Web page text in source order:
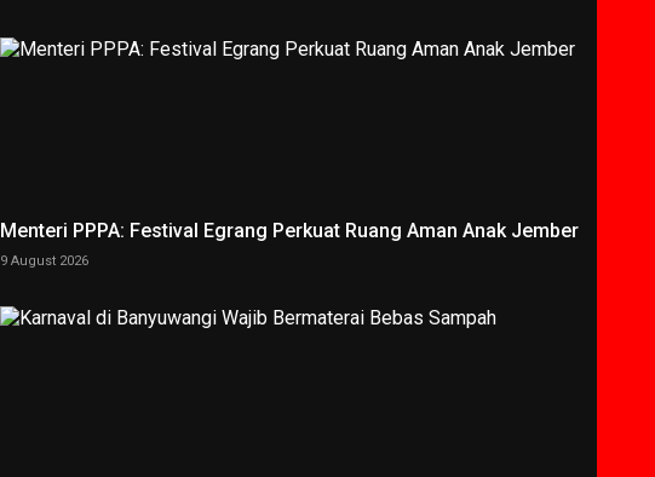
Menteri PPPA: Festival Egrang Perkuat Ruang Aman Anak Jember
9 August 2026